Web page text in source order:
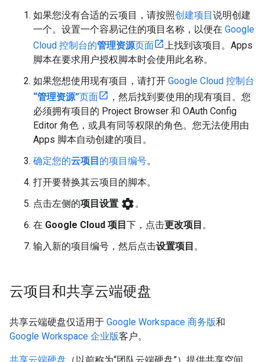
如果您没有合适的云项目，请按照创建项目说明创建
一个。设置一个容易记住的项目名称，以便在 Google
Cloud 控制台的管理资源页面
上找到该项目。Apps
脚本在要求用户授权脚本时会使用此名称。
如果您想使用现有项目，请打开 Google Cloud 控制台
“管理资源”页面
，然后找到要使用的现有项目。您
必须拥有项目的 Project Browser 和 OAuth Config
Editor 角色，或具有同等权限的角色。您无法使用由
Apps 脚本自动创建的项目。
确定您的云项目的项目编号。
打开要替换其云项目的脚本。
点击左侧的项目设置 settings。
在 Google Cloud 项目下，点击更改项目。
输入新的项目编号，然后点击设置项目。
云项目和共享云端硬盘
共享云端硬盘仅适用于 Google Workspace 商务版和
Google Workspace 企业版客户。